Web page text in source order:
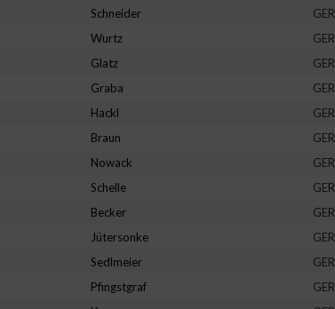
Schneider GER
Wurtz GER
Glatz GER
Graba GER
Hackl GER
Braun GER
Nowack GER
Schelle GER
Becker GER
Jütersonke GER
Sedlmeier GER
Pfingstgraf GER
angeforderten Informationen identifizieren